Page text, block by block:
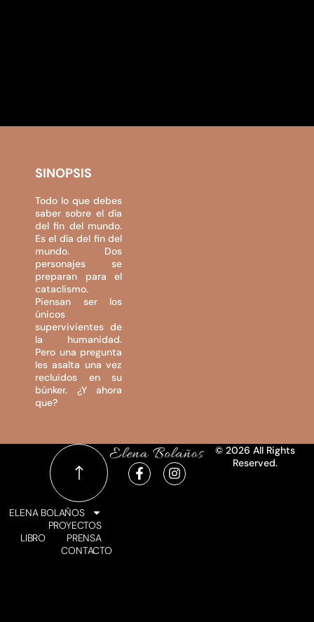
SINOPSIS
Todo lo que debes
saber sobre el día
del fin del mundo.
Es el día del fin del
mundo. Dos
personajes se
preparan para el
cataclismo.
Piensan ser los
únicos
supervivientes de
la humanidad.
Pero una pregunta
les asalta una vez
recluidos en su
búnker. ¿Y ahora
que?
© 2026 All Rights
Reserved.
ELENA BOLAÑOS
PROYECTOS
LIBRO
PRENSA
CONTACTO